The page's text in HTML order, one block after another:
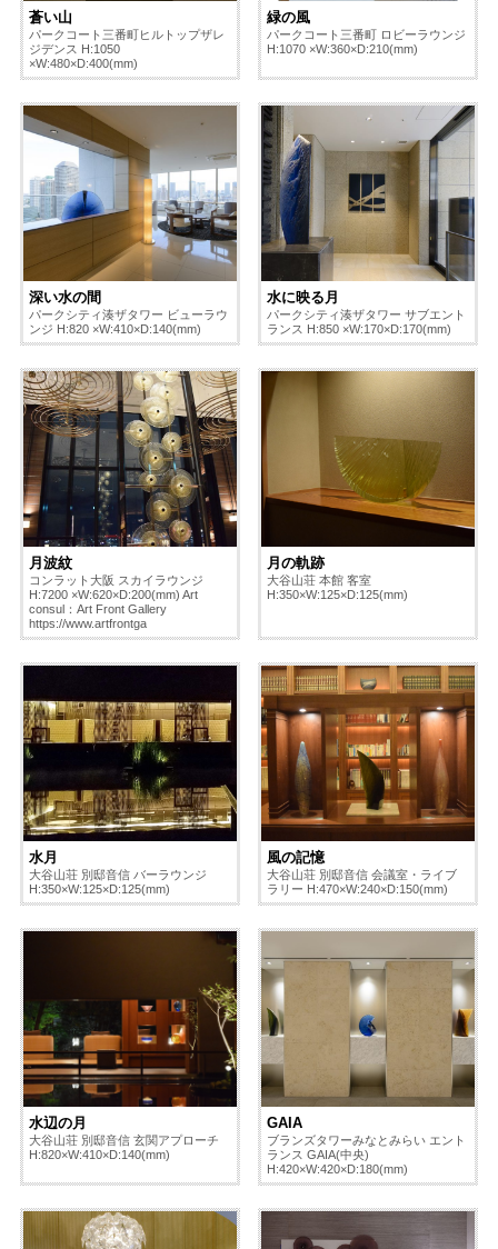
蒼い山
パークコート三番町ヒルトップザレ
ジデンス H:1050
×W:480×D:400(mm)
緑の風
パークコート三番町 ロビーラウンジ
H:1070 ×W:360×D:210(mm)
深い水の間
パークシティ湊ザタワー ビューラウ
ンジ H:820 ×W:410×D:140(mm)
水に映る月
パークシティ湊ザタワー サブエント
ランス H:850 ×W:170×D:170(mm)
月波紋
コンラット大阪 スカイラウンジ
H:7200 ×W:620×D:200(mm) Art
consul：Art Front Gallery
https://www.artfrontga
月の軌跡
大谷山荘 本館 客室
H:350×W:125×D:125(mm)
水月
大谷山荘 別邸音信 バーラウンジ
H:350×W:125×D:125(mm)
風の記憶
大谷山荘 別邸音信 会議室・ライブ
ラリー H:470×W:240×D:150(mm)
水辺の月
大谷山荘 別邸音信 玄関アプローチ
H:820×W:410×D:140(mm)
GAIA
ブランズタワーみなとみらい エント
ランス GAIA(中央)
H:420×W:420×D:180(mm)